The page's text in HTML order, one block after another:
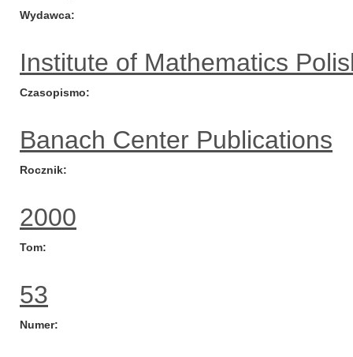
Wydawca
Institute of Mathematics
Czasopismo
Banach Center Publications
Rocznik
2000
Tom
53
Numer